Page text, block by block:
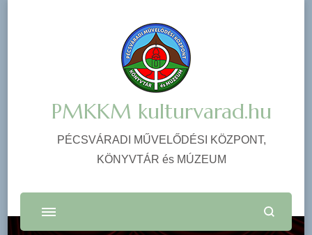
PMKKM kulturvarad.hu
PÉCSVÁRADI MŰVELŐDÉSI KÖZPONT,
KÖNYVTÁR és MÚZEUM